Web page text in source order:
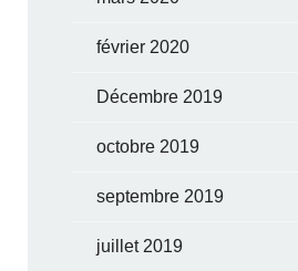
février 2020
Décembre 2019
octobre 2019
septembre 2019
juillet 2019